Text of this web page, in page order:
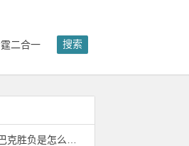
搜索
二合一
负是怎么算的?